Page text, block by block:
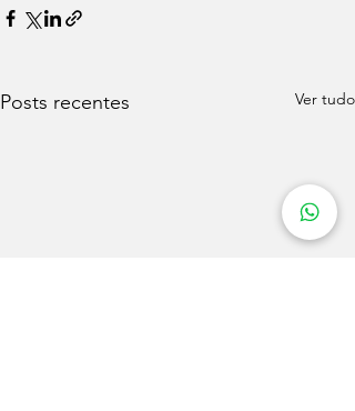
Posts recentes Ver tudo